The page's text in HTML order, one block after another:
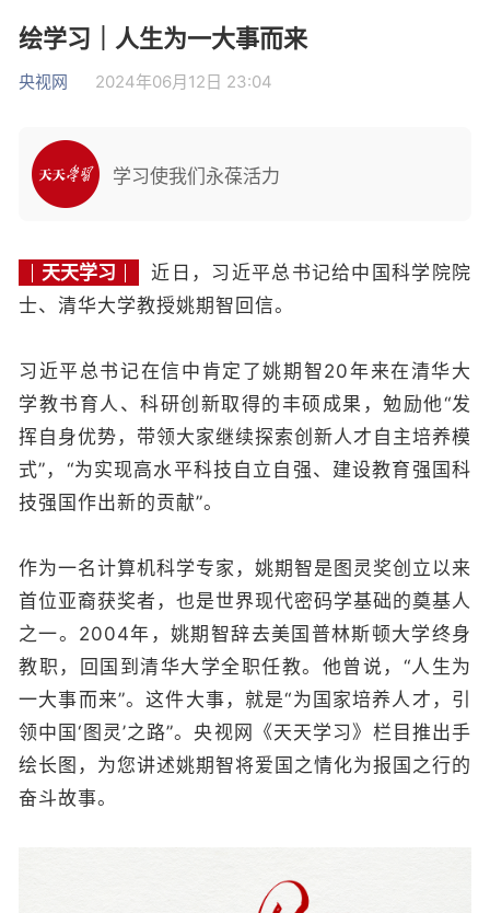
绘学习｜人生为一大事而来
央视网 2024年06月12日 23:04
学习使我们永葆活力
天天学习
近日，习近平总书记给中国科学院院
士、清华大学教授姚期智回信。
习近平总书记在信中肯定了姚期智20年来在清华大
学教书育人、科研创新取得的丰硕成果，勉励他“发
挥自身优势，带领大家继续探索创新人才自主培养模
式”，“为实现高水平科技自立自强、建设教育强国科
技强国作出新的贡献”。
作为一名计算机科学专家，姚期智是图灵奖创立以来
首位亚裔获奖者，也是世界现代密码学基础的奠基人
之一。2004年，姚期智辞去美国普林斯顿大学终身
教职，回国到清华大学全职任教。他曾说，“人生为
一大事而来”。这件大事，就是“为国家培养人才，引
领中国‘图灵’之路”。央视网《天天学习》栏目推出手
绘长图，为您讲述姚期智将爱国之情化为报国之行的
奋斗故事。